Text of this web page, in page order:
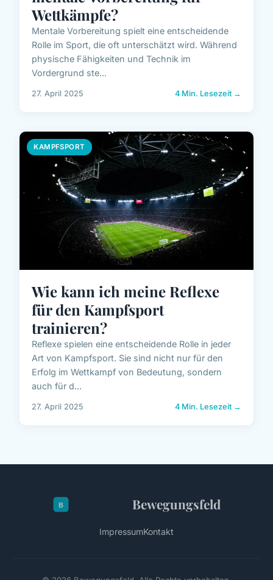
Wettkämpfe?
Mentale Vorbereitung spielt eine entscheidende
Rolle im Sport, die oft unterschätzt wird. Während
physische Fähigkeiten und Technik im
Vordergrund ste...
27. April 2025 4 Min. Lesezeit →
KAMPFSPORT
Wie kann ich meine Reflexe
für den Kampfsport
trainieren?
Reflexe spielen eine entscheidende Rolle in jeder
Art von Kampfsport. Sie sind nicht nur für den
Erfolg im Wettkampf von Bedeutung, sondern
auch für d...
27. April 2025 4 Min. Lesezeit →
Bewegungsfeld
ImpressumKontakt